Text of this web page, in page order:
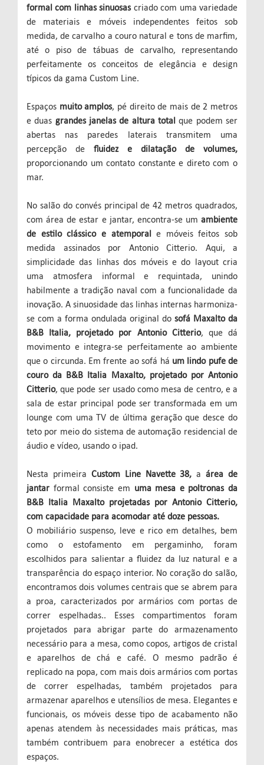
formal com linhas sinuosas criado com uma variedade
de materiais e móveis independentes feitos sob
medida, de carvalho a couro natural e tons de marfim,
até o piso de tábuas de carvalho, representando
perfeitamente os conceitos de elegância e design
típicos da gama Custom Line.
Espaços muito amplos, pé direito de mais de 2 metros
e duas grandes janelas de altura total que podem ser
abertas nas paredes laterais transmitem uma
percepção de fluidez e dilatação de volumes,
proporcionando um contato constante e direto com o
mar.
No salão do convés principal de 42 metros quadrados,
com área de estar e jantar, encontra-se um ambiente
de estilo clássico e atemporale móveis feitos sob
medida assinados por Antonio Citterio. Aqui, a
simplicidade das linhas dos móveis e do layout cria
uma atmosfera informal e requintada, unindo
habilmente a tradição naval com a funcionalidade da
inovação. A sinuosidade das linhas internas harmoniza-
se com a forma ondulada original do sofá Maxalto da
B&B Italia, projetado por Antonio Citterio, que dá
movimento e integra-se perfeitamente ao ambiente
que o circunda. Em frente ao sofá há um lindo pufe de
couro da B&B Italia Maxalto, projetado por Antonio
Citterio, que pode ser usado como mesa de centro, e a
sala de estar principal pode ser transformada em um
lounge com uma TV de última geração que desce do
teto por meio do sistema de automação residencial de
áudio e vídeo, usando o ipad.
Nesta primeira Custom Line Navette 38, aárea de
jantar formal consiste em uma mesa e poltronas da
B&B Italia Maxalto projetadas por Antonio Citterio,
com capacidade para acomodar até doze pessoas.
O mobiliário suspenso, leve e rico em detalhes, bem
como o estofamento em pergaminho, foram
escolhidos para salientar a fluidez da luz natural e a
transparência do espaço interior. No coração do salão,
encontramos dois volumes centrais que se abrem para
a proa, caracterizados por armários com portas de
correr espelhadas.. Esses compartimentos foram
projetados para abrigar parte do armazenamento
necessário para a mesa, como copos, artigos de cristal
e aparelhos de chá e café. O mesmo padrão é
replicado na popa, com mais dois armários com portas
de correr espelhadas, também projetados para
armazenar aparelhos e utensílios de mesa. Elegantes e
funcionais, os móveis desse tipo de acabamento não
apenas atendem às necessidades mais práticas, mas
também contribuem para enobrecer a estética dos
espaços.